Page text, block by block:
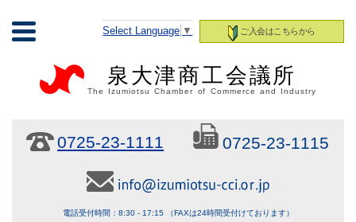
ご入会はこちらから
Select Language ▼
泉大津商工会議所
The Izumiotsu Chamber of Commerce and Industry
0725-23-1111 0725-23-1115
電話受付時間：8:30 - 17:15 （FAXは24時間受付けております）